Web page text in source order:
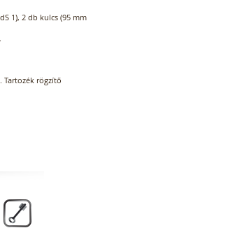
1), 2 db kulcs (95 mm
Tartozék rögzítő